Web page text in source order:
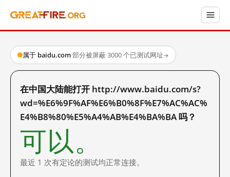
属于 baidu.com·部分被屏蔽·3000 个已测试网址→
在中国大陆能打开 http://www.baidu.com/s?
wd=%E6%9F%AF%E6%B0%8F%E7%AC%AC%
E4%B8%80%E5%A4%AB%E4%BA%BA 吗？
可以。
最近 1 次有定论的测试均正常连接。